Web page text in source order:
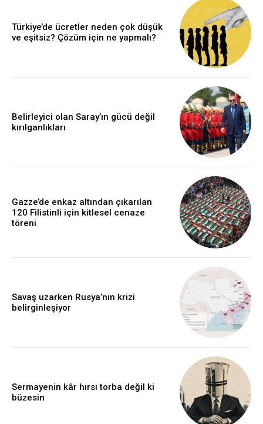
Türkiye’de ücretler neden çok düşük
ve eşitsiz? Çözüm için ne yapmalı?
Belirleyici olan Saray’ın gücü değil
kırılganlıkları
Gazze’de enkaz altından çıkarılan
120 Filistinli için kitlesel cenaze
töreni
Savaş uzarken Rusya’nın krizi
belirginleşiyor
Sermayenin kâr hırsı torba değil ki
büzesin